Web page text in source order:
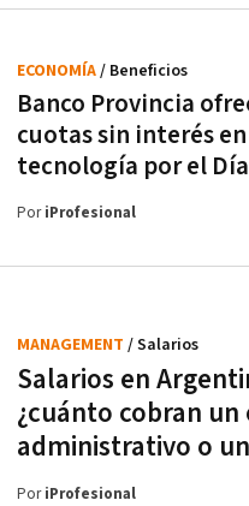
Banco Provincia
cuotas sin interés
tecnología por el
ECONOMÍA/ Beneficios
PoriProfesional
Salarios en
¿cuánto cobran
administrativo o
MANAGEMENT / Salarios
PoriProfesional